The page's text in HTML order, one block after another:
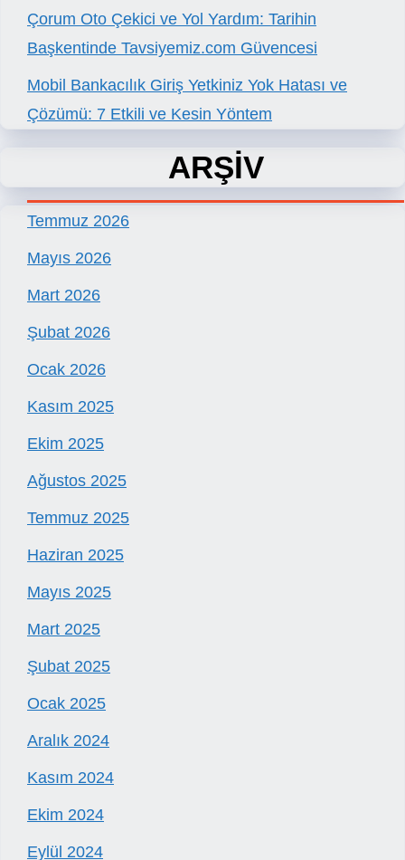
Çorum Oto Çekici ve Yol Yardım: Tarihin
Başkentinde Tavsiyemiz.com Güvencesi
Mobil Bankacılık Giriş Yetkiniz Yok Hatası ve
Çözümü: 7 Etkili ve Kesin Yöntem
ARŞİV
Temmuz 2026
Mayıs 2026
Mart 2026
Şubat 2026
Ocak 2026
Kasım 2025
Ekim 2025
Ağustos 2025
Temmuz 2025
Haziran 2025
Mayıs 2025
Mart 2025
Şubat 2025
Ocak 2025
Aralık 2024
Kasım 2024
Ekim 2024
Eylül 2024